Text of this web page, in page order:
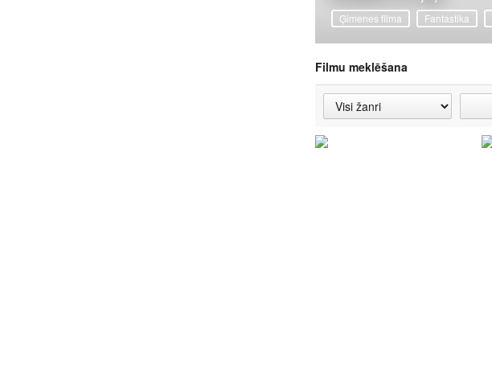
Ģimenes filma Fantastika
Filmu meklēšana